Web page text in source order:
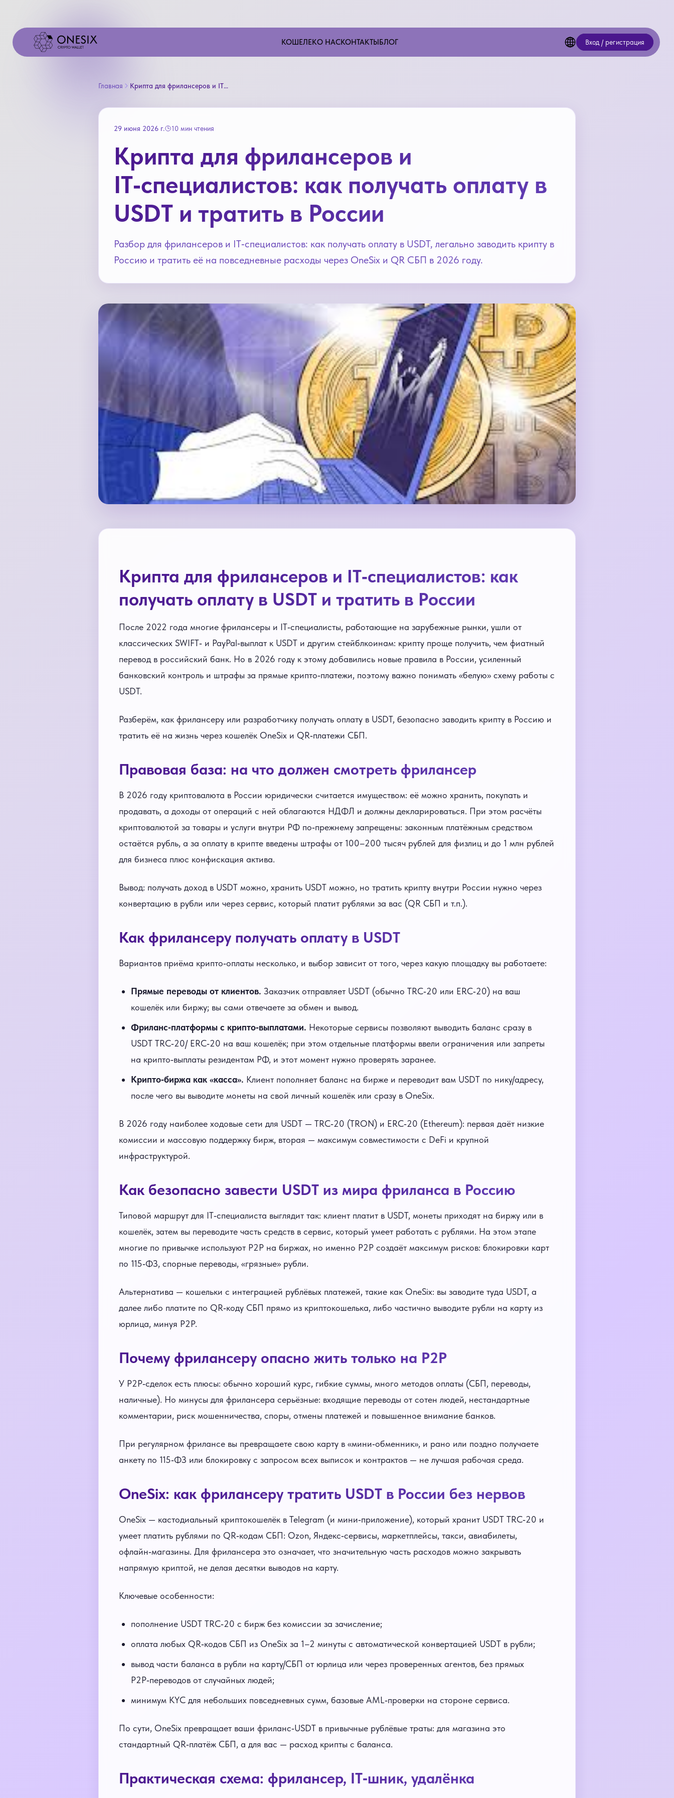
КОШЕЛЕКО НАСКОНТАКТЫБЛОГ Вход / регистрация
Главная Крипта для фрилансеров и IT‑специалистов: как получать оплату в USDT и тратить в России
29 июня 2026 г. 10 мин чтения
Крипта для фрилансеров и
IT‑специалистов: как получать оплату в
USDT и тратить в России
Разбор для фрилансеров и IT‑специалистов: как получать оплату в USDT, легально заводить крипту в
Россию и тратить её на повседневные расходы через OneSix и QR СБП в 2026 году.
Крипта для фрилансеров и IT‑специалистов: как
получать оплату в USDT и тратить в России
После 2022 года многие фрилансеры и IT‑специалисты, работающие на зарубежные рынки, ушли от
классических SWIFT‑ и PayPal‑выплат к USDT и другим стейблкоинам: крипту проще получить, чем фиатный
перевод в российский банк. Но в 2026 году к этому добавились новые правила в России, усиленный
банковский контроль и штрафы за прямые крипто‑платежи, поэтому важно понимать «белую» схему работы с
USDT.
Разберём, как фрилансеру или разработчику получать оплату в USDT, безопасно заводить крипту в Россию и
тратить её на жизнь через кошелёк OneSix и QR‑платежи СБП.
Правовая база: на что должен смотреть фрилансер
В 2026 году криптовалюта в России юридически считается имуществом: её можно хранить, покупать и
продавать, а доходы от операций с ней облагаются НДФЛ и должны декларироваться. При этом расчёты
криптовалютой за товары и услуги внутри РФ по‑прежнему запрещены: законным платёжным средством
остаётся рубль, а за оплату в крипте введены штрафы от 100–200 тысяч рублей для физлиц и до 1 млн рублей
для бизнеса плюс конфискация актива.
Вывод: получать доход в USDT можно, хранить USDT можно, но тратить крипту внутри России нужно через
конвертацию в рубли или через сервис, который платит рублями за вас (QR СБП и т.п.).
Как фрилансеру получать оплату в USDT
Вариантов приёма крипто‑оплаты несколько, и выбор зависит от того, через какую площадку вы работаете:
Прямые переводы от клиентов. Заказчик отправляет USDT (обычно TRC‑20 или ERC‑20) на ваш
кошелёк или биржу; вы сами отвечаете за обмен и вывод.
Фриланс‑платформы с крипто‑выплатами. Некоторые сервисы позволяют выводить баланс сразу в
USDT TRC‑20/ ERC‑20 на ваш кошелёк; при этом отдельные платформы ввели ограничения или запреты
на крипто‑выплаты резидентам РФ, и этот момент нужно проверять заранее.
Крипто‑биржа как «касса». Клиент пополняет баланс на бирже и переводит вам USDT по нику/адресу,
после чего вы выводите монеты на свой личный кошелёк или сразу в OneSix.
В 2026 году наиболее ходовые сети для USDT — TRC‑20 (TRON) и ERC‑20 (Ethereum): первая даёт низкие
комиссии и массовую поддержку бирж, вторая — максимум совместимости с DeFi и крупной
инфраструктурой.
Как безопасно завести USDT из мира фриланса в Россию
Типовой маршрут для IT‑специалиста выглядит так: клиент платит в USDT, монеты приходят на биржу или в
кошелёк, затем вы переводите часть средств в сервис, который умеет работать с рублями. На этом этапе
многие по привычке используют P2P на биржах, но именно P2P создаёт максимум рисков: блокировки карт
по 115‑ФЗ, спорные переводы, «грязные» рубли.
Альтернатива — кошельки с интеграцией рублёвых платежей, такие как OneSix: вы заводите туда USDT, а
далее либо платите по QR‑коду СБП прямо из криптокошелька, либо частично выводите рубли на карту из
юрлица, минуя P2P.
Почему фрилансеру опасно жить только на P2P
У P2P‑сделок есть плюсы: обычно хороший курс, гибкие суммы, много методов оплаты (СБП, переводы,
наличные). Но минусы для фрилансера серьёзные: входящие переводы от сотен людей, нестандартные
комментарии, риск мошенничества, споры, отмены платежей и повышенное внимание банков.
При регулярном фрилансе вы превращаете свою карту в «мини‑обменник», и рано или поздно получаете
анкету по 115‑ФЗ или блокировку с запросом всех выписок и контрактов — не лучшая рабочая среда.
OneSix: как фрилансеру тратить USDT в России без нервов
OneSix — кастодиальный криптокошелёк в Telegram (и мини‑приложение), который хранит USDT TRC‑20 и
умеет платить рублями по QR‑кодам СБП: Ozon, Яндекс‑сервисы, маркетплейсы, такси, авиабилеты,
офлайн‑магазины. Для фрилансера это означает, что значительную часть расходов можно закрывать
напрямую криптой, не делая десятки выводов на карту.
Ключевые особенности:
пополнение USDT TRC‑20 с бирж без комиссии за зачисление;
оплата любых QR‑кодов СБП из OneSix за 1–2 минуты с автоматической конвертацией USDT в рубли;
вывод части баланса в рубли на карту/СБП от юрлица или через проверенных агентов, без прямых
P2P‑переводов от случайных людей;
минимум KYC для небольших повседневных сумм, базовые AML‑проверки на стороне сервиса.
По сути, OneSix превращает ваши фриланс‑USDT в привычные рублёвые траты: для магазина это
стандартный QR‑платёж СБП, а для вас — расход крипты с баланса.
Практическая схема: фрилансер, IT‑шник, удалёнка